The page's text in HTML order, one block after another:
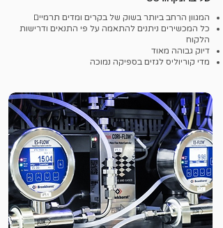
המגוון הרחב ביותר בשוק של בקרים ומדים תרמיים
כל המכשירים ניתנים להתאמה על פי התנאים ודרישות
הלקוח
דיוק גבוהה מאוד
מדי קוריוליס לגזים בספיקה נמוכה